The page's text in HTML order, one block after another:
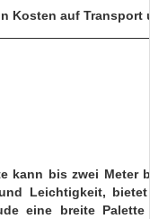
Kosten auf
kann bis zwei Meter
Leichtigkeit,
eine breite